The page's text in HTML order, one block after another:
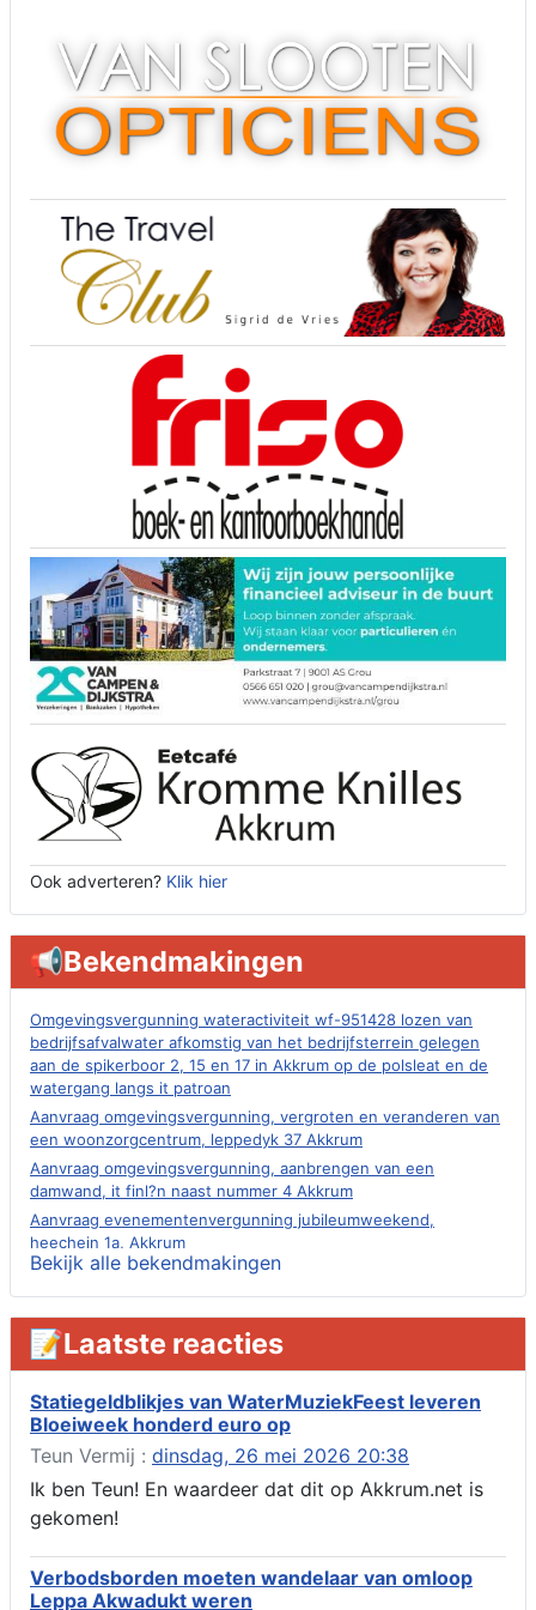
Ook adverteren? Klik hier
📢Bekendmakingen
Omgevingsvergunning wateractiviteit wf-951428 lozen van
bedrijfsafvalwater afkomstig van het bedrijfsterrein gelegen
aan de spikerboor 2, 15 en 17 in Akkrum op de polsleat en de
watergang langs it patroan
Aanvraag omgevingsvergunning, vergroten en veranderen van
een woonzorgcentrum, leppedyk 37 Akkrum
Aanvraag omgevingsvergunning, aanbrengen van een
damwand, it finl?n naast nummer 4 Akkrum
Aanvraag evenementenvergunning jubileumweekend,
heechein 1a, Akkrum
Verlening omgevingsvergunning, tijdelijk gebruik openbare
ruimte 02-10 t/m 02-11-2026, sitadel voor nr 6 te Akkrum
Aanvraag omgevingsvergunning, tijdelijk gebruik openbare
ruimte 02-10 t/m 02-11-2026, sitadel voor nr 6 te Akkrum
Verlenging beslistermijn aanvraag omgevingsvergunning,
heechein 28, 8491 em Akkrum
Aanvraag omgevingsvergunning, veranderen van een woning
(voordeur en dakkapel), boarnsterdyk 75 Akkrum
Aanvraag omgevingsvergunning wateractiviteit wf-1012586
aanbrengen van asfalt t.b.v. onderhoud fietspad t.h.v
boarnsterdyk, Akkrum
Locatiestudie Akkrum
Verlening ontheffing geluid, boarnsw?l Akkrum
Bekijk alle bekendmakingen
📝Laatste reacties
Statiegeldblikjes van WaterMuziekFeest leveren
Bloeiweek honderd euro op
Teun Vermij : dinsdag, 26 mei 2026 20:38
Ik ben Teun! En waardeer dat dit op Akkrum.net is
gekomen!
Verbodsborden moeten wandelaar van omloop
Leppa Akwadukt weren